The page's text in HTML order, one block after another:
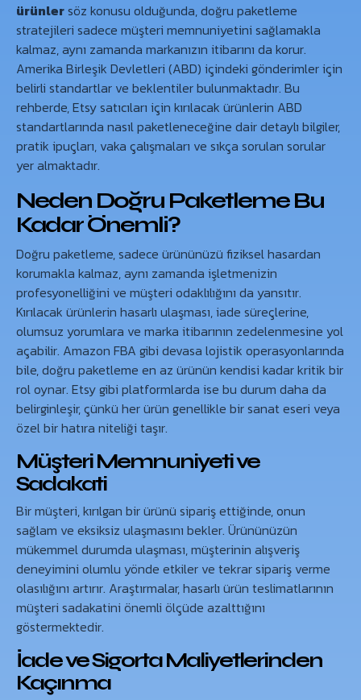
ürünlersöz konusu olduğunda, doğru paketleme
stratejileri sadece müşteri memnuniyetini sağlamakla
kalmaz, aynı zamanda markanızın itibarını da korur.
Amerika Birleşik Devletleri (ABD) içindeki gönderimler için
belirli standartlar ve beklentiler bulunmaktadır. Bu
rehberde, Etsy satıcıları için kırılacak ürünlerin ABD
standartlarında nasıl paketleneceğine dair detaylı bilgiler,
pratik ipuçları, vaka çalışmaları ve sıkça sorulan sorular
yer almaktadır.
Neden Doğru Paketleme Bu
Kadar Önemli?
Doğru paketleme, sadece ürününüzü fiziksel hasardan
korumakla kalmaz, aynı zamanda işletmenizin
profesyonelliğini ve müşteri odaklılığını da yansıtır.
Kırılacak ürünlerin hasarlı ulaşması, iade süreçlerine,
olumsuz yorumlara ve marka itibarının zedelenmesine yol
açabilir. Amazon FBA gibi devasa lojistik operasyonlarında
bile, doğru paketleme en az ürünün kendisi kadar kritik bir
rol oynar. Etsy gibi platformlarda ise bu durum daha da
belirginleşir, çünkü her ürün genellikle bir sanat eseri veya
özel bir hatıra niteliği taşır.
Müşteri Memnuniyeti ve
Sadakati
Bir müşteri, kırılgan bir ürünü sipariş ettiğinde, onun
sağlam ve eksiksiz ulaşmasını bekler. Ürününüzün
mükemmel durumda ulaşması, müşterinin alışveriş
deneyimini olumlu yönde etkiler ve tekrar sipariş verme
olasılığını artırır. Araştırmalar, hasarlı ürün teslimatlarının
müşteri sadakatini önemli ölçüde azalttığını
göstermektedir.
İade ve Sigorta Maliyetlerinden
Kaçınma